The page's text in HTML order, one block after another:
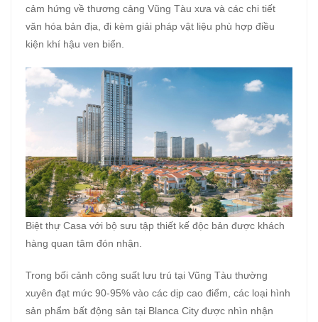
cảm hứng về thương cảng Vũng Tàu xưa và các chi tiết
văn hóa bản địa, đi kèm giải pháp vật liệu phù hợp điều
kiện khí hậu ven biển.
Biệt thự Casa với bộ sưu tập thiết kế độc bản được khách
hàng quan tâm đón nhận.
Trong bối cảnh công suất lưu trú tại Vũng Tàu thường
xuyên đạt mức 90-95% vào các dịp cao điểm, các loại hình
sản phẩm bất động sản tại Blanca City được nhìn nhận